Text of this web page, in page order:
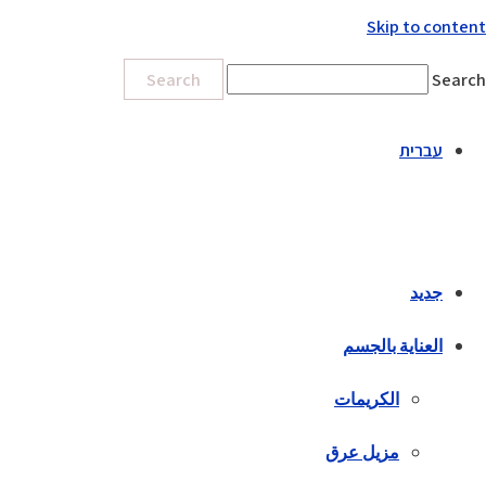
Skip to content
Search
Search
עברית
جديد
العناية بالجسم
الكريمات
مزيل عرق